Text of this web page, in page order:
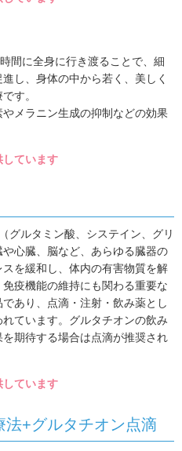
間に全身に行き渡ることで、細
し、身体の中から若く、美しく
す。
メラニン生成の抑制などの効果
しています
グルタミン酸、システイン、グリ
心臓、脳など、あらゆる臓器の
を緩和し、体内の有害物質を解
疫機能の維持にも関わる重要な
あり、点滴・注射・飲み薬とし
ています。グルタチオンの飲み
期待する場合は点滴が推奨され
しています
法+グルタチオン点滴